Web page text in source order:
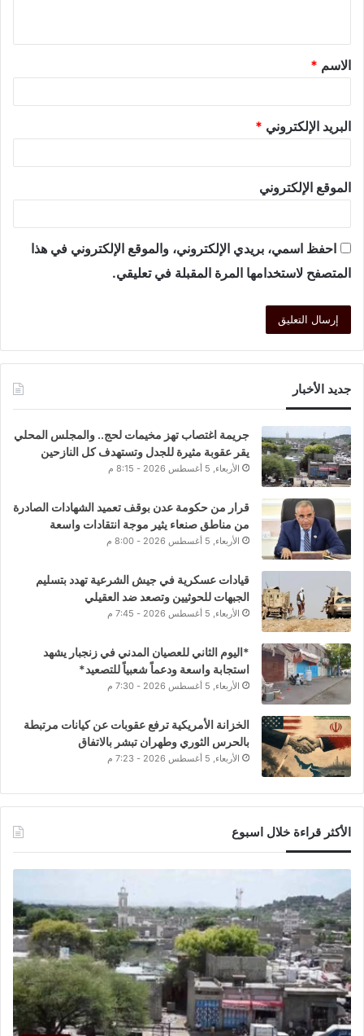
الاسم *
البريد الإلكتروني *
الموقع الإلكتروني
احفظ اسمي، بريدي الإلكتروني، والموقع الإلكتروني في هذا
المتصفح لاستخدامها المرة المقبلة في تعليقي.
جديد الأخبار
جريمة اغتصاب تهز مخيمات لحج.. والمجلس المحلي
يقر عقوبة مثيرة للجدل وتستهدف كل النازحين
الأربعاء, 5 أغسطس 2026 - 8:15 م
قرار من حكومة عدن بوقف تعميد الشهادات الصادرة
من مناطق صنعاء يثير موجة انتقادات واسعة
الأربعاء, 5 أغسطس 2026 - 8:00 م
قيادات عسكرية في جيش الشرعية تهدد بتسليم
الجبهات للحوثيين وتصعد ضد العقيلي
الأربعاء, 5 أغسطس 2026 - 7:45 م
*اليوم الثاني للعصيان المدني في زنجبار يشهد
استجابة واسعة ودعماً شعبياً للتصعيد*
الأربعاء, 5 أغسطس 2026 - 7:30 م
الخزانة الأمريكية ترفع عقوبات عن كيانات مرتبطة
بالحرس الثوري وطهران تبشر بالاتفاق
الأربعاء, 5 أغسطس 2026 - 7:23 م
الأكثر قراءة خلال اسبوع